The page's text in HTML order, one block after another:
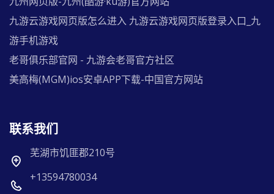
九游云游戏网页版怎么进入 九游云游戏网页版登录入口_九
游手机游戏
老哥俱乐部官网 - 九游会老哥官方社区
美高梅(MGM)ios安卓APP下载-中国官方网站
联系我们
芜湖市饥匪郡210号
+13594780034